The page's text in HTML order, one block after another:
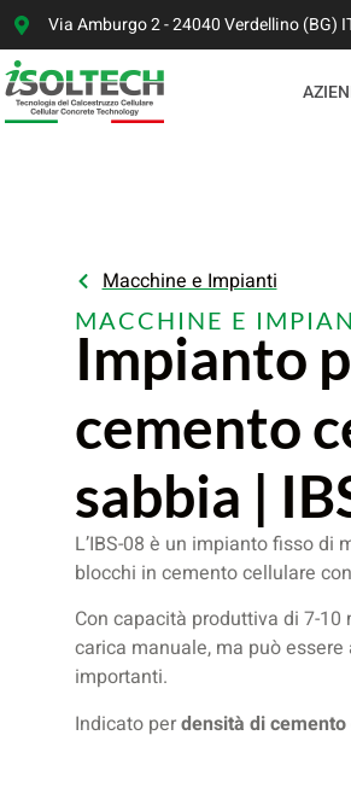
Via Amburgo 2 - 24040 Verdellino (BG)
Macchine e Impianti
MACCHINE E
Impianto
cemento
sabbia |
L’IBS-08 è un impianto fisso
blocchi in cemento cellulare
Con capacità produttiva di 7-
carica manuale, ma può
importanti.
Indicato perdensità di